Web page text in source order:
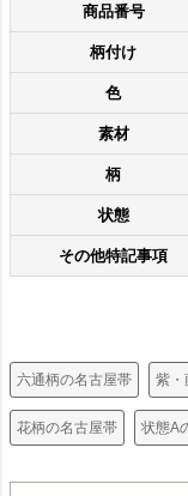
商品番号
柄付け
色
素材
柄
状態
その他特記事項
六通柄の名古屋帯 紫・
花柄の名古屋帯 状態A